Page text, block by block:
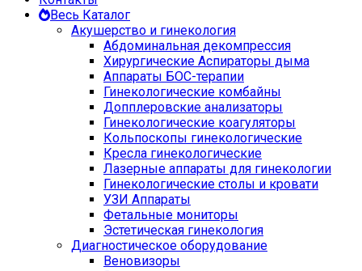
Весь Каталог
Акушерство и гинекология
Абдоминальная декомпрессия
Хирургические Аспираторы дыма
Аппараты БОС-терапии
Гинекологические комбайны
Допплеровские анализаторы
Гинекологические коагуляторы
Кольпоскопы гинекологические
Кресла гинекологические
Лазерные аппараты для гинекологии
Гинекологические столы и кровати
УЗИ Аппараты
Фетальные мониторы
Эстетическая гинекология
Диагностическое оборудование
Веновизоры